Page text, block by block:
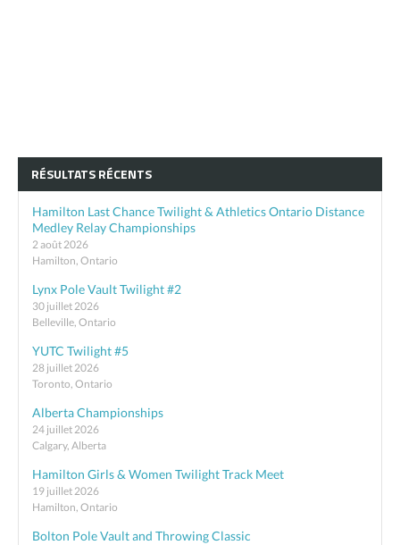
RÉSULTATS RÉCENTS
Hamilton Last Chance Twilight & Athletics Ontario Distance
Medley Relay Championships
2 août 2026
Hamilton, Ontario
Lynx Pole Vault Twilight #2
30 juillet 2026
Belleville, Ontario
YUTC Twilight #5
28 juillet 2026
Toronto, Ontario
Alberta Championships
24 juillet 2026
Calgary, Alberta
Hamilton Girls & Women Twilight Track Meet
19 juillet 2026
Hamilton, Ontario
Bolton Pole Vault and Throwing Classic